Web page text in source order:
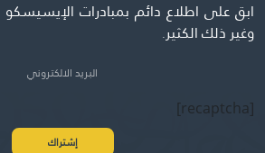
ابق على اطلاع دائم بمبادرات الإيسيسكو
وغير ذلك الكثير.
[recaptcha]